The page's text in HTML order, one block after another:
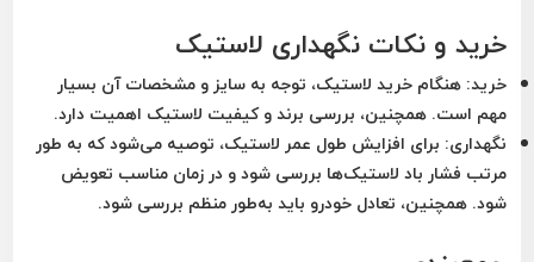
خرید و نکات نگهداری لاستیک
خرید: هنگام خرید لاستیک، توجه به سایز و مشخصات آن بسیار
مهم است. همچنین، بررسی برند و کیفیت لاستیک اهمیت دارد.
نگهداری: برای افزایش طول عمر لاستیک، توصیه می‌شود که به طور
مرتب فشار باد لاستیک‌ها بررسی شود و در زمان مناسب تعویض
شود. همچنین، تعادل خودرو باید به‌طور منظم بررسی شود.